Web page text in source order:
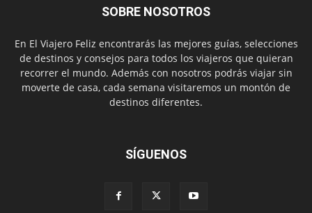
SOBRE NOSOTROS
En El Viajero Feliz encontrarás las mejores guías, selecciones
de destinos y consejos para todos los viajeros que quieran
recorrer el mundo. Además con nosotros podrás viajar sin
moverte de casa, cada semana visitaremos un montón de
destinos diferentes.
SÍGUENOS